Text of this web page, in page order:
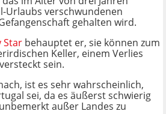
Urlaubs verschwundenen
gehalten wird.
Star behauptet er, sie können zum
Keller, einem Verlies
sein.
ist es sehr wahrscheinlich,
sei, da es äußerst schwierig
außer Landes zu